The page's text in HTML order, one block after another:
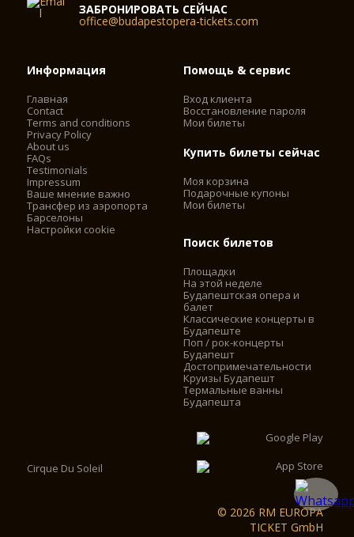
ЗАБРОНИРОВАТЬ СЕЙЧАС
office@budapestopera-tickets.com
Информация
Главная
Contact
Terms and conditions
Privacy Policy
About us
FAQs
Testimonials
Impressum
Ваше мнение важно
Трансфер из аэропорта
Барселоны
Настройки cookie
Помощь & сервис
Вход клиента
Восстановление пароля
Мои билеты
Купить билеты сейчас
Моя корзина
Подарочные купоны
Мои билеты
Поиск билетов
Площадки
На этой неделе
Будапештская опера и
балет
Классические концерты в
Будапеште
Поп / рок-концерты
Будапешт
Достопримечательности
Круизы Будапешт
Термальные ванны
Будапешта
Cirque Du Soleil
© 2026 RM EUROPA
TICKET GmbH